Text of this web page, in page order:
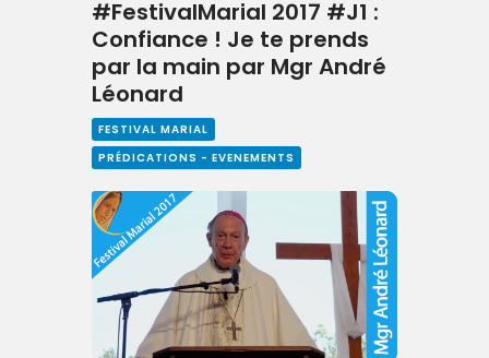
#FestivalMarial 2017 #J1 :
Confiance ! Je te prends
par la main par Mgr André
Léonard
FESTIVAL MARIAL
PRÉDICATIONS - EVENEMENTS